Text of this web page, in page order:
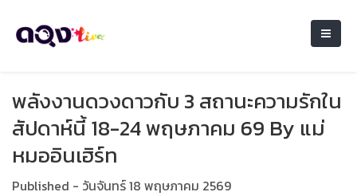
พลังงานดวงดาวกับ 3 สถานะความรักใน
สัปดาห์นี้ 18-24 พฤษภาคม 69 By แม่
หมออินเฮิร์ท
Published - วันจันทร์ 18 พฤษภาคม 2569